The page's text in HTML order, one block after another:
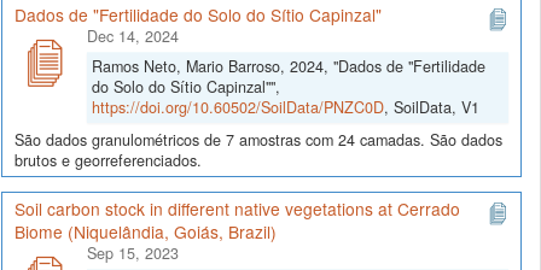
Dados de "Fertilidade do Solo do Sítio Capinzal"
Dec 14, 2024
Ramos Neto, Mario Barroso, 2024, "Dados de "Fertilidade
do Solo do Sítio Capinzal"",
https://doi.org/10.60502/SoilData/PNZC0D, SoilData, V1
São dados granulométricos de 7 amostras com 24 camadas. São dados
brutos e georreferenciados.
Soil carbon stock in different native vegetations at Cerrado
Biome (Niquelândia, Goiás, Brazil)
Sep 15, 2023